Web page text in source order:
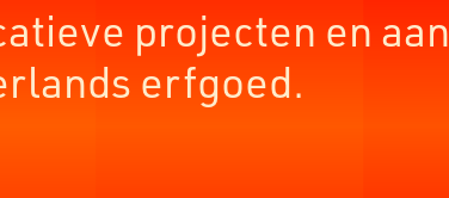
projecten en aan
erfgoed.